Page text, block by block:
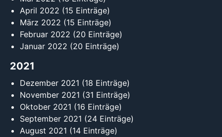
April 2022 (15 Einträge)
März 2022 (15 Einträge)
Februar 2022 (20 Einträge)
Januar 2022 (20 Einträge)
2021
Dezember 2021 (18 Einträge)
November 2021 (31 Einträge)
Oktober 2021 (16 Einträge)
September 2021 (24 Einträge)
August 2021 (14 Einträge)